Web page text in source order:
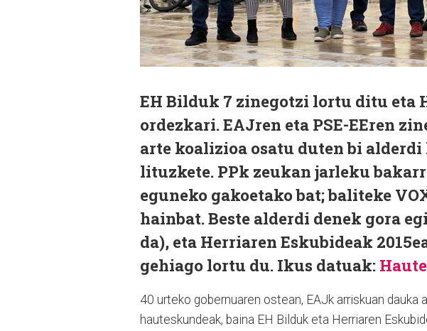
EH Bilduk 7 zinegotzi lortu ditu eta
ordezkari. EAJren eta PSE-EEren
arte koalizioa osatu duten bi
lituzkete. PPk zeukan jarleku
eguneko gakoetako bat; baliteke
hainbat. Beste alderdi denek gora
da), eta Herriaren Eskubideak
gehiago lortu du. Ikus datuak:
40 urteko gobernuaren ostean, EAJk arriskuan dauka
hauteskundeak, baina EH Bilduk eta Herriaren